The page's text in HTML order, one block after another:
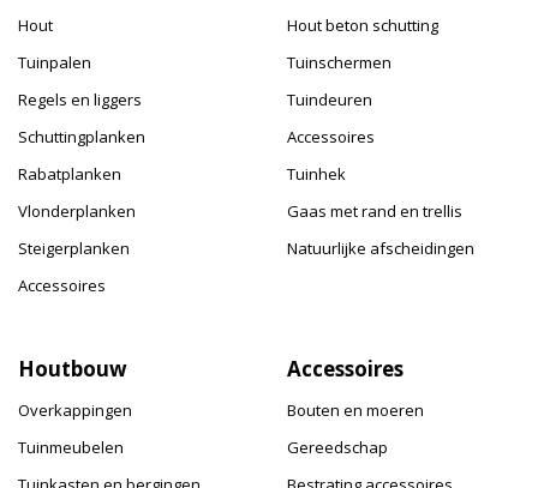
Hout
Tuinpalen
Regels en liggers
Schuttingplanken
Rabatplanken
Vlonderplanken
Steigerplanken
Accessoires
Hout beton schutting
Tuinschermen
Tuindeuren
Accessoires
Tuinhek
Gaas met rand en trellis
Natuurlijke afscheidingen
Houtbouw
Overkappingen
Tuinmeubelen
Accessoires
Bouten en moeren
Gereedschap